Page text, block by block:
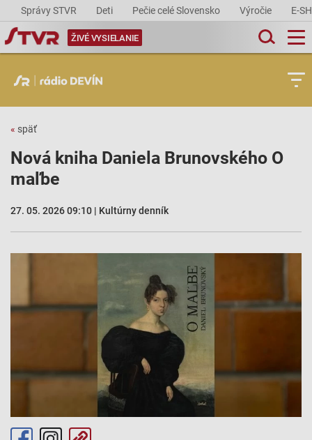
Správy STVR Deti Pečie celé Slovensko Výročie E-
ŽIVÉ VYSIELANIE
« späť
Nová kniha Daniela Brunovského O
maľbe
27. 05. 2026 09:10 | Kultúrny denník